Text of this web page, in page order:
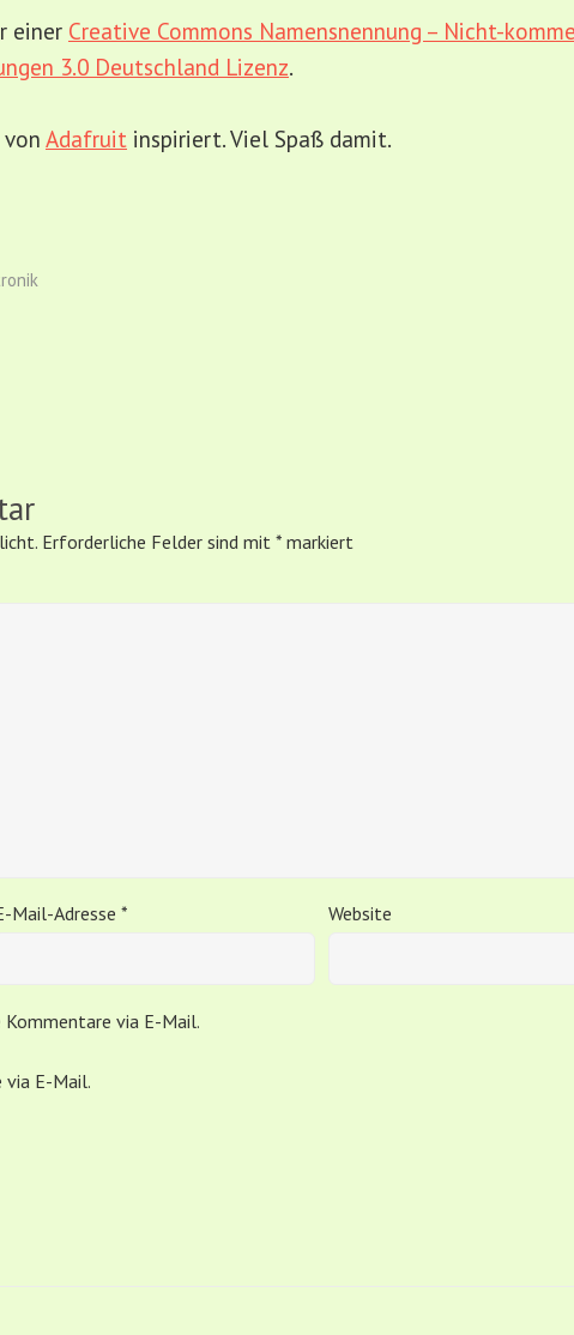
einer Creative Commons Namensnennung – Nicht-
3.0 Deutschland Lizenz.
Adafruit inspiriert. Viel Spaß damit.
Erforderliche Felder sind mit * markiert
Mail-Adresse * Website
via E-Mail.
via E-Mail.